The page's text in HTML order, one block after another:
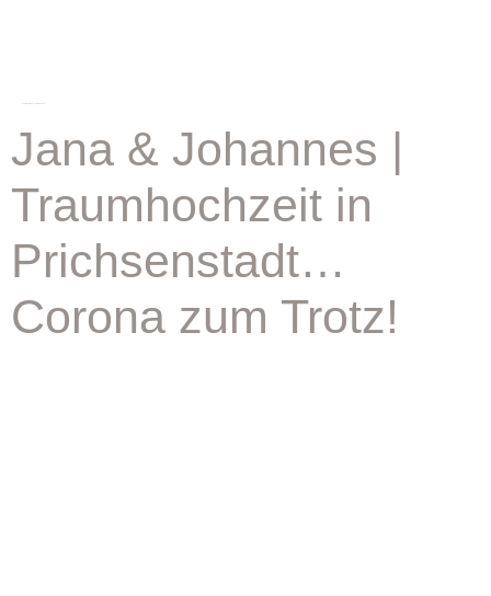
Jana & Johannes |
Traumhochzeit in
Prichsenstadt…
Corona zum Trotz!